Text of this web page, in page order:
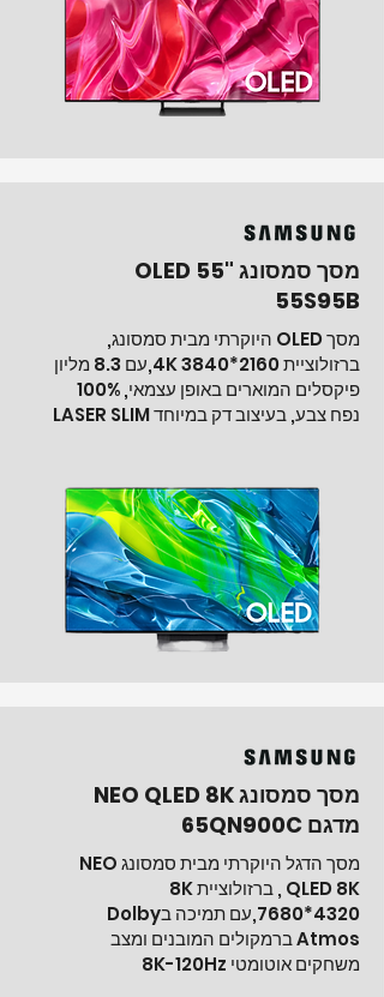
מסך סמסונג "55 OLED
55S95B
מסך OLED היוקרתי מבית סמסונג,
ברזולוציית 4K 3840*2160
,עם 8.3 מליון
פיקסלים המוארים באופן עצמאי, 100%
נפח צבע, בעיצוב דק במיוחד LASER SLIM
מסך סמסונג NEO QLED 8K
מדגם 65QN900C
מסך הדגל היוקרתי מבית סמסונג NEO
QLED 8K , ברזולוציית 8K
7680*4320
,עם תמיכה בDolby
Atmos ברמקולים המובנים ומצב
משחקים אוטומטי 8K-120Hz